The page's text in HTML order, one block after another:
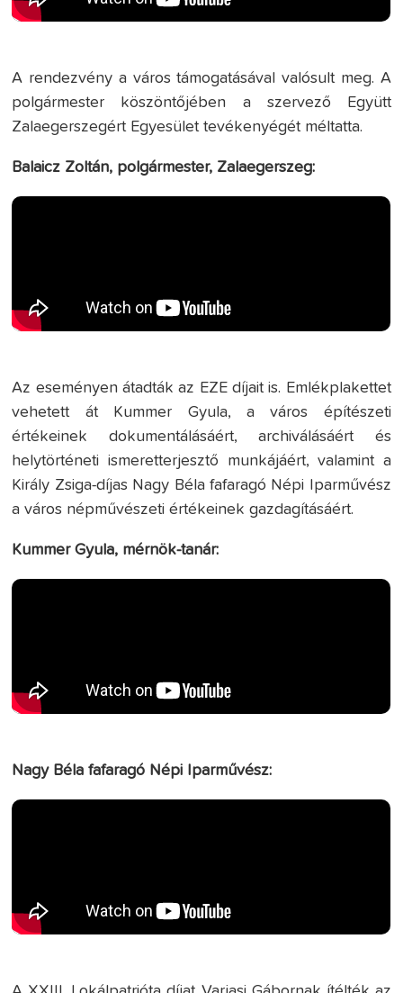
A rendezvény a város támogatásával valósult meg. A
polgármester köszöntőjében a szervező Együtt
Zalaegerszegért Egyesület tevékenyégét méltatta.
Balaicz Zoltán, polgármester, Zalaegerszeg:
Az eseményen átadták az EZE díjait is. Emlékplakettet
vehetett át Kummer Gyula, a város építészeti
értékeinek dokumentálásáért, archiválásáért és
helytörténeti ismeretterjesztő munkájáért, valamint a
Király Zsiga-díjas Nagy Béla fafaragó Népi Iparművész
a város népművészeti értékeinek gazdagításáért.
Kummer Gyula, mérnök-tanár:
Nagy Béla fafaragó Népi Iparművész: